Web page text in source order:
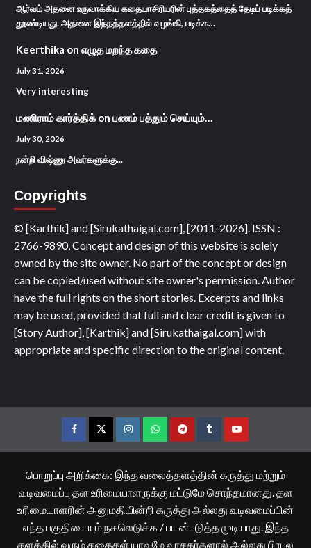
ஆர்வம் அதனை உருவாக்கிய கதையாசிரியரின் புத்தகத்தைத் தேடிப் படிக்கத்
தூண்டியது. அதனை இந்தத்தளத்தில் வழங்கி, படிக்க…
Keerthika on எழுத மறந்த கதை
July 31, 2026
Very interesting
மணிராம் கார்த்திக்on பணம் பத்தும் செய்யும்…
July 30, 2026
நன்றி விஷ்ணு அவர்களுக்கு...
Copyrights
© [Karthik] and [Sirukathaigal.com], [2011-2026]. ISSN :
2766-9890, Concept and design of this website is solely
owned by the site owner. No part of the concept or design
can be copied/used without site owner's permission. Author
have the full rights on the short stories. Excerpts and links
may be used, provided that full and clear credit is given to
[Story Author], [Karthik] and [Sirukathaigal.com] with
appropriate and specific direction to the original content.
FacebookTwitterInstagramWhatsappTelegramTumblrYouTube
பொறுப்பு அறிக்கை: இந்த வலைத்தளத்தின் கருத்து மற்றும்
வடிவமைப்பு தள உரிமையாளருக்கு மட்டுமே சொந்தமானது. தள
உரிமையாளரின் அனுமதியின்றி கருத்து அல்லது வடிவமைப்பின்
எந்த பகுதியையும் நகலெடுக்க / பயன்படுத்த முடியாது. இந்த
தளத்தில் வரும் கதைகள் யாவுமே வாசகர்களால் அல்லது பிரபல